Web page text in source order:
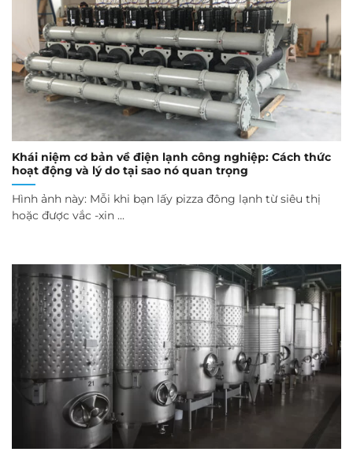
Khái niệm cơ bản về điện lạnh công nghiệp: Cách thức
hoạt động và lý do tại sao nó quan trọng
Hình ảnh này: Mỗi khi bạn lấy pizza đông lạnh từ siêu thị
hoặc được vắc -xin ...